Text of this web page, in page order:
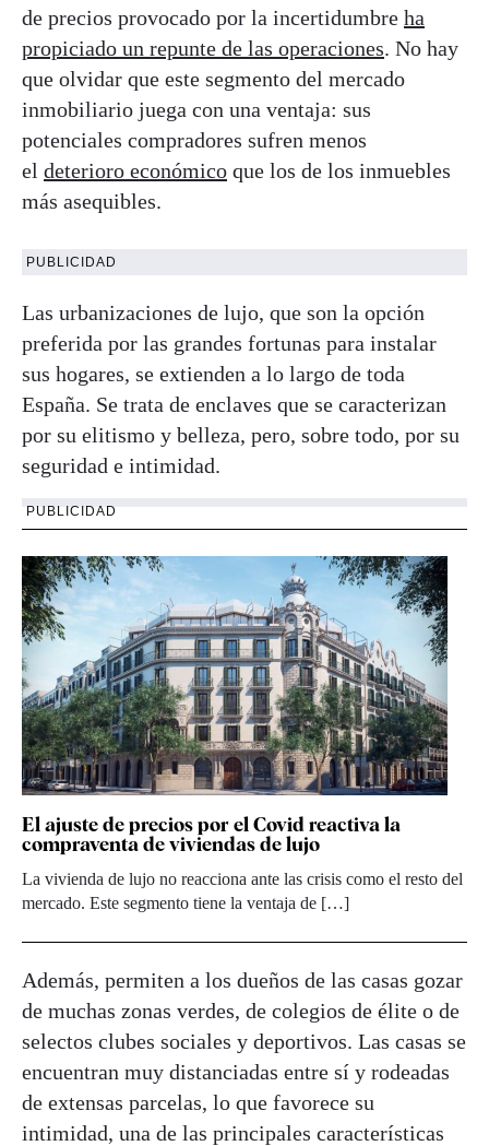
de precios provocado por la incertidumbre ha
propiciado un repunte de las operaciones. No hay
que olvidar que este segmento del mercado
inmobiliario juega con una ventaja: sus
potenciales compradores sufren menos
el deterioro económico que los de los inmuebles
más asequibles.
PUBLICIDAD
Las urbanizaciones de lujo, que son la opción
preferida por las grandes fortunas para instalar
sus hogares, se extienden a lo largo de toda
España. Se trata de enclaves que se caracterizan
por su elitismo y belleza, pero, sobre todo, por su
seguridad e intimidad.
PUBLICIDAD
El ajuste de precios por el Covid reactiva la
compraventa de viviendas de lujo
La vivienda de lujo no reacciona ante las crisis como el resto del
mercado. Este segmento tiene la ventaja de […]
Además, permiten a los dueños de las casas gozar
de muchas zonas verdes, de colegios de élite o de
selectos clubes sociales y deportivos. Las casas se
encuentran muy distanciadas entre sí y rodeadas
de extensas parcelas, lo que favorece su
intimidad, una de las principales características